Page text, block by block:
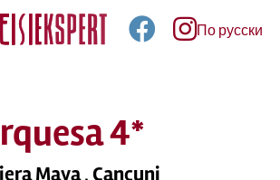
По русски
4*
Maya , Cancuni